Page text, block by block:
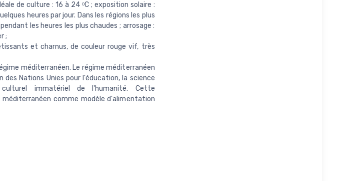
de culture : 16 à 24 ᵒC ; exposition solaire :
heures par jour. Dans les régions les plus
les heures les plus chaudes ; arrosage :
;
et charnus, de couleur rouge vif, très
méditerranéen. Le régime méditerranéen
des Nations Unies pour l'éducation, la science
immatériel de l'humanité. Cette
comme modèle d'alimentation